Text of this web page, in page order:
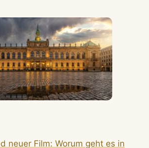
neuer Film: Worum geht es in